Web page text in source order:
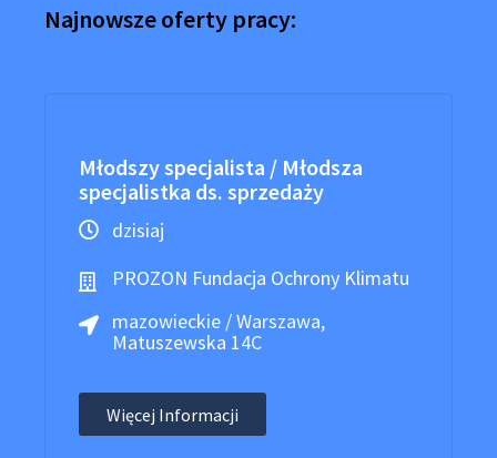
Najnowsze oferty pracy:
Młodszy specjalista / Młodsza
specjalistka ds. sprzedaży
dzisiaj
PROZON Fundacja Ochrony Klimatu
mazowieckie / Warszawa,
Matuszewska 14C
Więcej Informacji